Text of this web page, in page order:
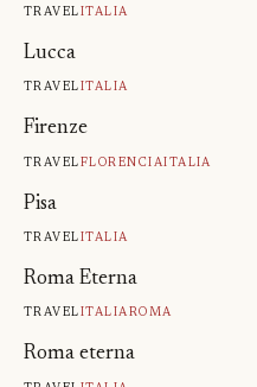
TravelItalia
Lucca
TravelItalia
Firenze
TravelFlorenciaItalia
Pisa
TravelItalia
Roma Eterna
TravelItaliaRoma
Roma eterna